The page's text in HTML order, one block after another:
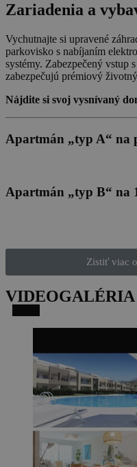
Zariadenia a
Vychutnajte si upravené
parkovisko s nabíjaním
systémy. Zabezpečený vstup
zabezpečujú prémiový
Nájdite si svoj vysnívaný
Apartmán „typ A“ na
Apartmán „typ B“ na
Zistiť viac